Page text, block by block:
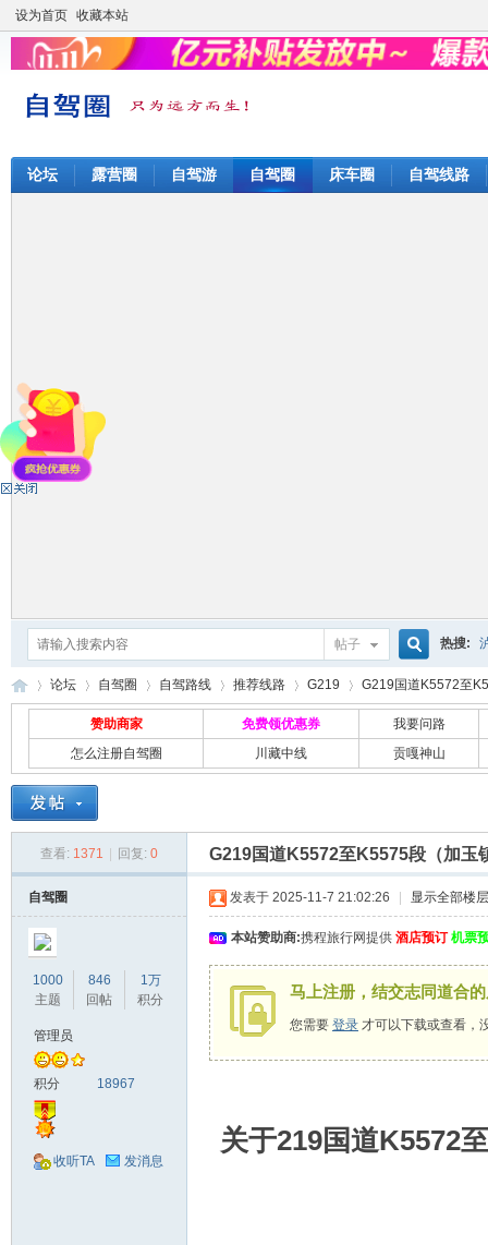
设为首页 收藏本站
论坛 露营圈 自驾游 自驾圈 床车圈 自驾线路
帖子
搜
索
热搜:
自 »
论坛
›
自驾圈
›
自驾路线
›
推荐线路
›
G219
›
G219国道K5572至
赞助商家 免费领优惠券
我要问路
怎么注册自驾圈
川藏中线 贡嘎神山
查看: 1371 回复: 0 G219国道K5572至K5575段（加玉
自驾圈
1000
主题
846
回帖
1万
积分
管理员
积分 18967
收听TA 发消息
发表于 2025-11-7 21:02:26 显示全部楼层
本站赞助商:携程旅行网提供 酒店预订 机票
马上注册，结交志同道合
您需要 登录 才可以下载或查看，
关于219国道K5572